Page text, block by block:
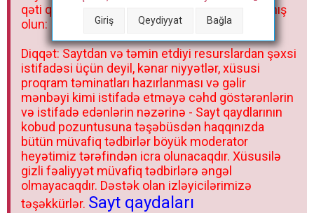
Giriş Qeydiyyat Bağla
qəti qadağandır! Forum qaydaları ilə mütləq tanış
olun:
Diqqət: Saytdan və təmin etdiyi resurslardan şəxsi
istifadəsi üçün deyil, kənar niyyətlər, xüsusi
proqram təminatları hazırlanması və gəlir
mənbəyi kimi istifadə etməyə cəhd göstərənlərin
və istifadə edənlərin nəzərinə - Sayt qaydlarının
kobud pozuntusuna təşəbüsdən haqqınızda
bütün müvafiq tədbirlər böyük moderator
heyətimiz tərəfindən icra olunacaqdır. Xüsusilə
gizli fəaliyyət müvafiq tədbirlərə əngəl
olmayacaqdır. Dəstək olan izləyicilərimizə
təşəkkürlər. Sayt qaydaları